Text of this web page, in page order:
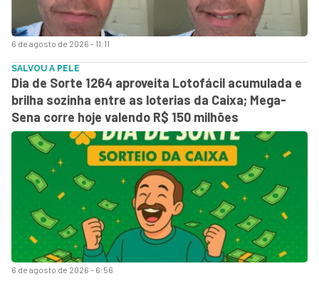
6 de agosto de 2026 - 11:11
6 de agosto de 2026 - 6:56
SALVOU A PELE
Dia de Sorte 1264 aproveita Lotofácil acumulada e
brilha sozinha entre as loterias da Caixa; Mega-
Sena corre hoje valendo R$ 150 milhões